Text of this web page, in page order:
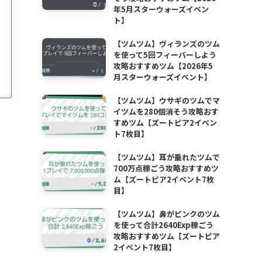
年5月スターウォーズイベン
ト】
【ツムツム】ヴィランズのツム
を使って5回フィーバーしよう
攻略おすすめツム【2026年5
月スターウォーズイベント】
【ツムツム】ウサギのツムでマ
イツムを280個消そう攻略おす
すめツム【ズートピア2イベン
ト7枚目】
【ツムツム】耳が垂れたツムで
700万点稼ごう攻略おすすめツ
ム【ズートピア2イベント7枚
目】
【ツムツム】鼻がピンクのツム
を使って合計2640Exp稼ごう
攻略おすすめツム【ズートピア
2イベント7枚目】